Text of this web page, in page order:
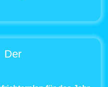
Der